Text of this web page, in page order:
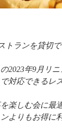
トランを貸切
2023年9月リ
対応できるレ
楽しむ会に最適
よりもお得に